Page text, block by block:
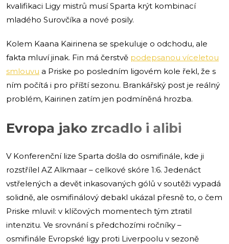
kvalifikaci Ligy mistrů musí Sparta krýt kombinací
mladého Surovčíka a nové posily.
Kolem Kaana Kairinena se spekuluje o odchodu, ale
fakta mluví jinak. Fin má čerstvě podepsanou víceletou
smlouvu a Priske po posledním ligovém kole řekl, že s
ním počítá i pro příští sezonu. Brankářský post je reálný
problém, Kairinen zatím jen podmíněná hrozba.
Evropa jako zrcadlo i alibi
V Konferenční lize Sparta došla do osmifinále, kde ji
rozstřílel AZ Alkmaar – celkové skóre 1:6. Jedenáct
vstřelených a devět inkasovaných gólů v soutěži vypadá
solidně, ale osmifinálový debakl ukázal přesně to, o čem
Priske mluvil: v klíčových momentech tým ztratil
intenzitu. Ve srovnání s předchozími ročníky –
osmifinále Evropské ligy proti Liverpoolu v sezoně